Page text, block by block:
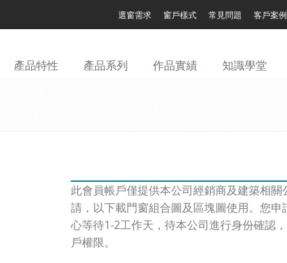
選窗需求 窗戶樣式 常見問題 客戶案例
產品特性 產品系列 作品實績 知識學堂
此會員帳戶僅提供本公司經銷商及建築相關
請，以下載門窗組合圖及區塊圖使用。您申
心等待1-2工作天，待本公司進行身份確認
戶權限。